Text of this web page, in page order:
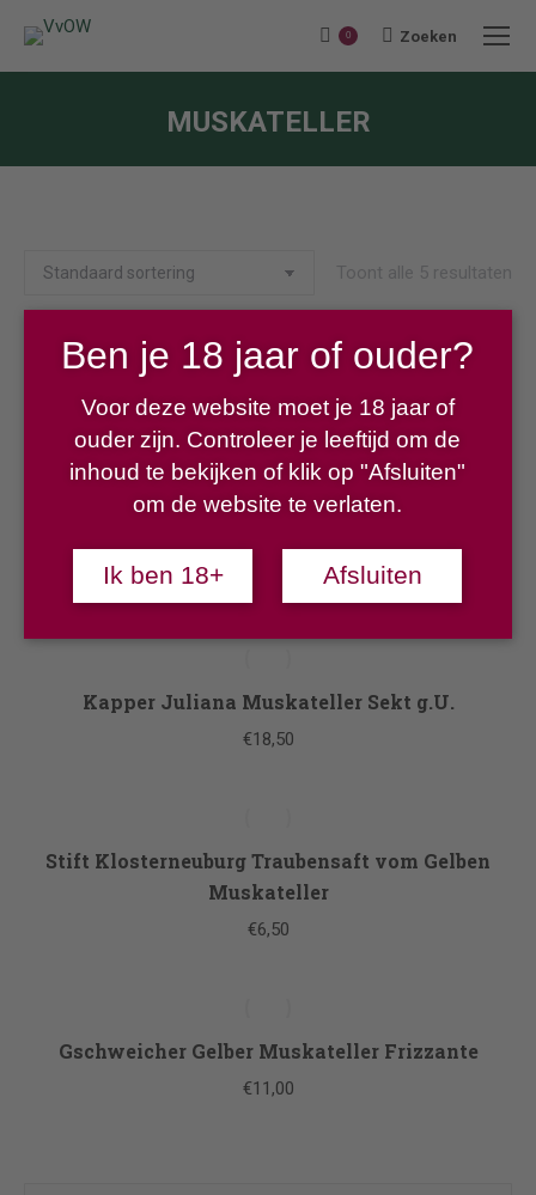
0 Search:
Zoeken
MUSKATELLER
Toont alle 5 resultaten
Gebetsberger Muskateller Terrassen
€12,00
Kapper Juliana Muskateller Sekt g.U.
€18,50
Stift Klosterneuburg Traubensaft vom Gelben
Muskateller
€6,50
Gschweicher Gelber Muskateller Frizzante
€11,00
Ben je 18 jaar of ouder?
Voor deze website moet je 18 jaar of
ouder zijn. Controleer je leeftijd om de
inhoud te bekijken of klik op "Afsluiten"
om de website te verlaten.
Ik ben 18+ Afsluiten